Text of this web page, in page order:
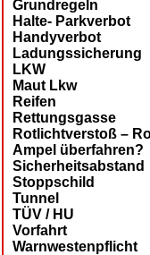
Grundregeln
Halte- Parkverbot
Handyverbot
Ladungssicherung
LKW
Maut Lkw
Reifen
Rettungsgasse
Rotlichtverstoß –
Ampel überfahren?
Sicherheitsabstand
Stoppschild
Tunnel
TÜV / HU
Vorfahrt
Warnwestenpflicht